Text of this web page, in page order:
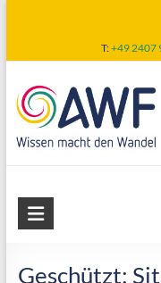
content
T:+49 2407
AWF
Geschützt: